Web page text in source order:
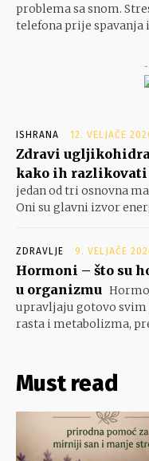
problema sa snom.
telefona prije spavanja
-
ISHRANA 12. VELJAČE
Zdravi
kako ih
jedan od tri osnovna
Oni su glavni izvor
ZDRAVLJE 9. VELJAČE
Hormoni – što su
u organizmu
upravljaju gotovo svim
rasta i metabolizma,
Must read